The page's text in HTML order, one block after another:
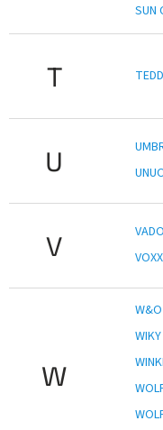
SUN
T
U
V
VOXX
W
W&O
WIKY